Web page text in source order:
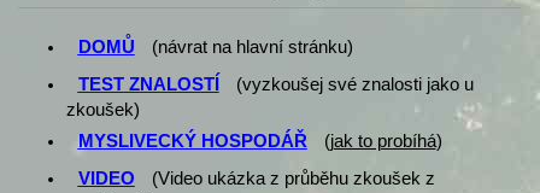
DOMŮ
(návrat na hlavní stránku)
TEST ZNALOSTÍ
(vyzkoušej své znalosti jako u
zkoušek)
MYSLIVECKÝ HOSPODÁŘ
(jak to probíhá)
VIDEO
(Video ukázka z průběhu zkoušek z